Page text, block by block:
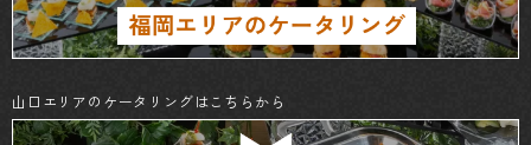
山口エリアのケータリングはこちらから